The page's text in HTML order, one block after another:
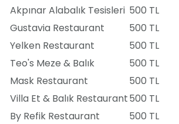
Akpınar Alabalık Tesisleri 500 TL
Gustavia Restaurant
500 TL
Yelken Restaurant
500 TL
Teo's Meze & Balık
500 TL
Mask Restaurant
500 TL
Villa Et & Balık Restaurant500 TL
By Refik Restaurant
500 TL